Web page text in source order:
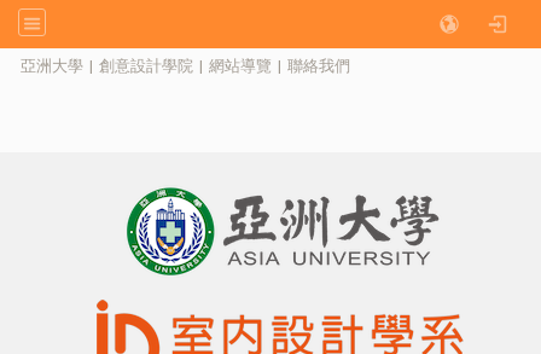
亞洲大學 | 創意設計學院 | 網站導覽 | 聯絡我們